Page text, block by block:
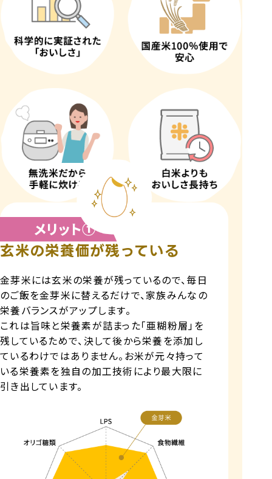
玄米の栄養価が残っている
金芽米には玄米の栄養が残っているので、毎日
のご飯を金芽米に替えるだけで、家族みんなの
栄養バランスがアップします。
これは旨味と栄養素が詰まった「亜糊粉層」を
残しているためで、決して後から栄養を添加し
ているわけではありません。お米が元々持って
いる栄養素を独自の加工技術により最大限に
引き出しています。